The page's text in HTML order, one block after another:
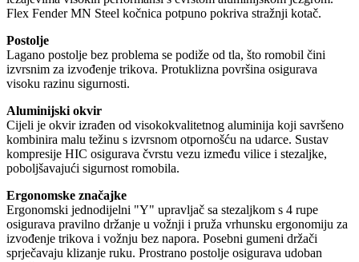
Flex Fender MN Steel kočnica potpuno pokriva stražnji kotač.
Postolje
Lagano postolje bez problema se podiže od tla, što romobil čini
izvrsnim za izvođenje trikova. Protuklizna površina osigurava
visoku razinu sigurnosti.
Aluminijski okvir
Cijeli je okvir izrađen od visokokvalitetnog aluminija koji savršeno
kombinira malu težinu s izvrsnom otpornošću na udarce. Sustav
kompresije HIC osigurava čvrstu vezu između vilice i stezaljke,
poboljšavajući sigurnost romobila.
Ergonomske značajke
Ergonomski jednodijelni "Y" upravljač sa stezaljkom s 4 rupe
osigurava pravilno držanje u vožnji i pruža vrhunsku ergonomiju za
izvođenje trikova i vožnju bez napora. Posebni gumeni držači
sprječavaju klizanje ruku. Prostrano postolje osigurava udoban